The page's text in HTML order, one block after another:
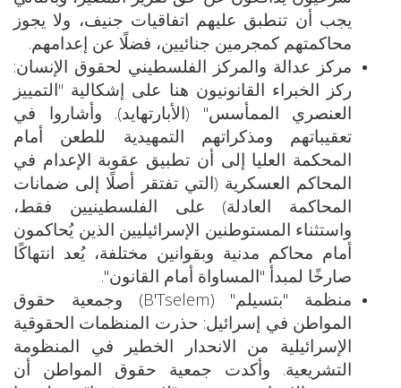
يجب أن تنطبق عليهم اتفاقيات جنيف، ولا يجوز
محاكمتهم كمجرمين جنائيين، فضلًا عن إعدامهم.
مركز عدالة والمركز الفلسطيني لحقوق الإنسان:
ركز الخبراء القانونيون هنا على إشكالية "التمييز
العنصري الممأسس" (الأبارتهايد). وأشاروا في
تعقيباتهم ومذكراتهم التمهيدية للطعن أمام
المحكمة العليا إلى أن تطبيق عقوبة الإعدام في
المحاكم العسكرية (التي تفتقر أصلًا إلى ضمانات
المحاكمة العادلة) على الفلسطينيين فقط،
واستثناء المستوطنين الإسرائيليين الذين يُحاكمون
أمام محاكم مدنية وبقوانين مختلفة، يُعد انتهاكًا
صارخًا لمبدأ "المساواة أمام القانون".
منظمة "بتسيلم" (B'Tselem) وجمعية حقوق
المواطن في إسرائيل: حذرت المنظمات الحقوقية
الإسرائيلية من الانحدار الخطير في المنظومة
التشريعية. وأكدت جمعية حقوق المواطن أن